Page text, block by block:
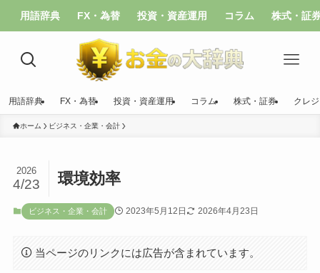
用語辞典 FX・為替 投資・資産運用 コラム 株式・証
用語辞典 FX・為替 投資・資産運用 コラム 株式・証券 クレ
ホーム ビジネス・企業・会計
環境効率
2026
4/23
ビジネス・企業・会計 2023年5月12日 2026年4月23日
当ページのリンクには広告が含まれています。